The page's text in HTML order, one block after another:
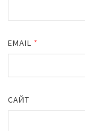
EMAIL *
САЙТ